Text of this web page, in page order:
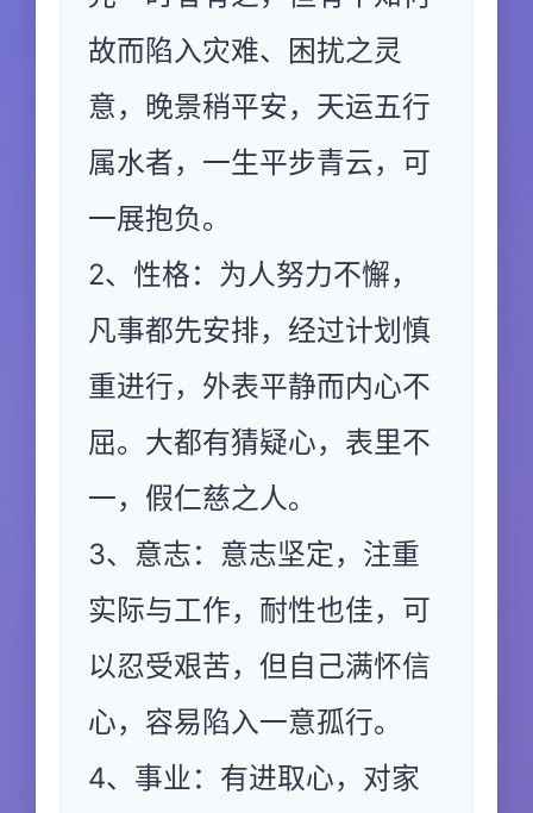
故而陷入灾难、困扰之灵
意，晚景稍平安，天运五行
属水者，一生平步青云，可
一展抱负。
2、性格：为人努力不懈，
凡事都先安排，经过计划慎
重进行，外表平静而内心不
屈。大都有猜疑心，表里不
一，假仁慈之人。
3、意志：意志坚定，注重
实际与工作，耐性也佳，可
以忍受艰苦，但自己满怀信
心，容易陷入一意孤行。
4、事业：有进取心，对家